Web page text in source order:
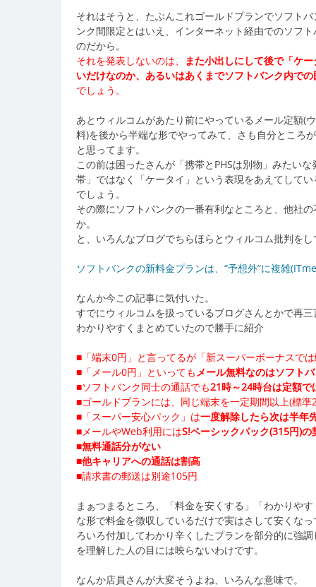
それはそうと、たぶんこれゴールドプランでソフト
ンク間限定とはいえ、インターネット経由でのソフ
のだから。
それを発表しないのは、
また小出しにして後で「ケ
いだけなのか、あるいはあくまでソフトバンク内で
でしょう。
あとウィルコムがあたり前にやっているメール定額(
料)を後から半端な形でやってみて、さも自分ところ
と思ってます。
この前は困ったさんが「携帯とPHSは別物」みたい
帯」ではなく「ケータイ」という表現をあえてして
でしょう。
その際にソフトバンクの一番有利なところと、他社
か。
と、いろんなブログでちらほらとウィルコム批判を
ソフトバンクの新料金プランは、“予想外”に複雑
なんか今この記事に気付いた。
すでにウィルコムを扱っているブログさんとかで再
わかりやすくまとめていたので勝手に紹介
■「端末0円」と言ってるが「新スーパーボーナスでは
■「メール0円」といってもメール無料なのはソフト
■ソフトバンク同士の通話でも21時～24時台は定額で
■ゴールドプランには、同じ端末を一定期間以上(標準
■「スーパー安心パック」は一度解除したら次は半年
■メールやWeb利用にはS!ベーシックパック(315円)の
■無料通話分がない
■他キャリアへの通話は割高
■請求書の郵送は別途105円
まぁつまるところ、「料金を安くする」「わかりや
な形で料金を徴収しているだけで実はさして安くな
ろいろ付加してわかり辛くしたプランを部分的に強
を理解した人の目には映らないわけです。
なんか店員さんが大変そうよね、いろんな意味で。